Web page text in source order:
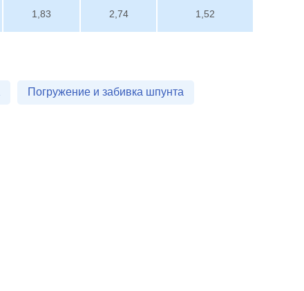
1,83 2,74 1,52
Погружение и забивка шпунта